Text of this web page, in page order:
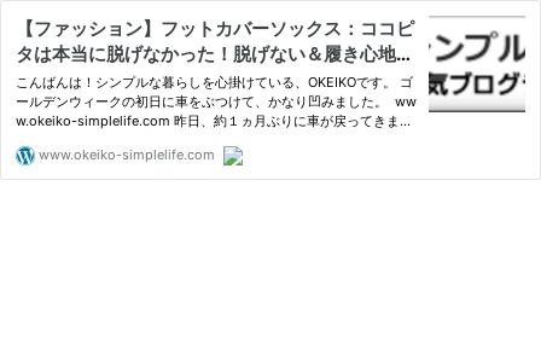
【ファッション】フットカバーソックス：ココピ
タは本当に脱げなかった！脱げない＆履き心地最
高、お勧めしたい靴下。 | OKEIKOして心豊かに
☆シンプルライフ☆
こんばんは！シンプルな暮らしを心掛けている、OKEIKOです。 ゴ
ールデンウィークの初日に車をぶつけて、かなり凹みました。 ww
w.okeiko-simplelife.com 昨日、約１ヵ月ぶりに車が戻ってきまし
www.okeiko-simplelife.com